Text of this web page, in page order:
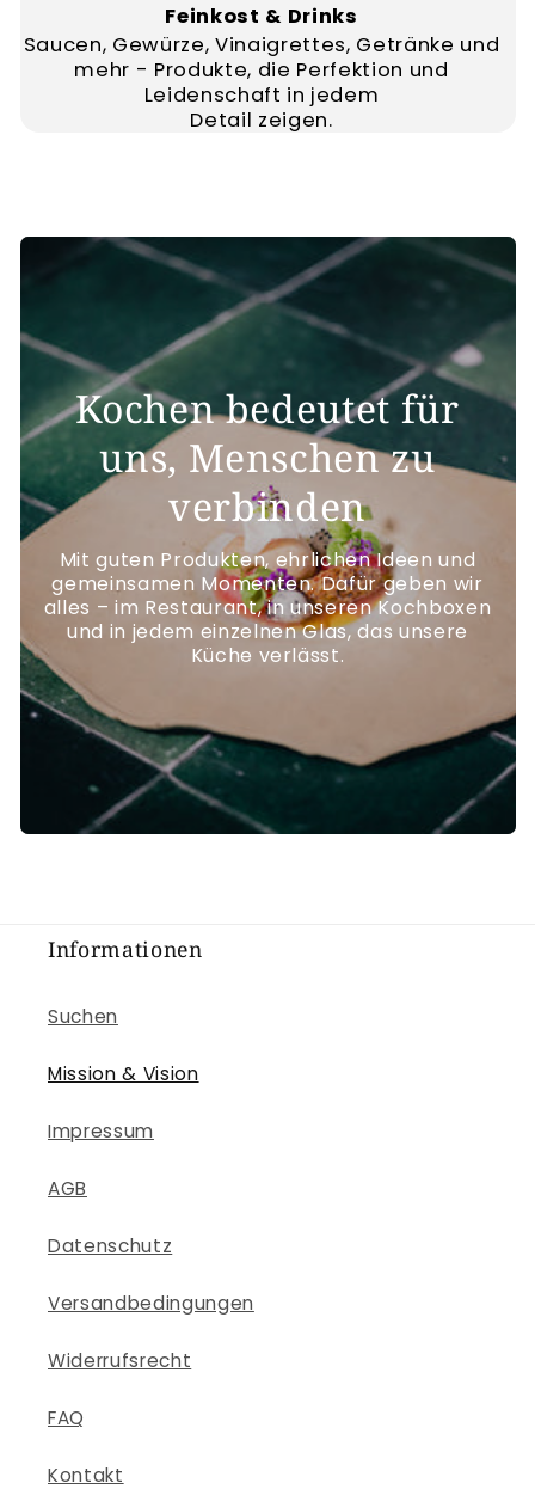
Feinkost & Drinks
Saucen, Gewürze, Vinaigrettes, Getränke und
mehr - Produkte, die Perfektion und
Leidenschaft in jedem
Detail zeigen.
Kochen bedeutet für
uns, Menschen zu
verbinden
Mit guten Produkten, ehrlichen Ideen und
gemeinsamen Momenten. Dafür geben wir
alles – im Restaurant, in unseren Kochboxen
und in jedem einzelnen Glas, das unsere
Küche verlässt.
Informationen
Suchen
Mission & Vision
Impressum
AGB
Datenschutz
Versandbedingungen
Widerrufsrecht
FAQ
Kontakt